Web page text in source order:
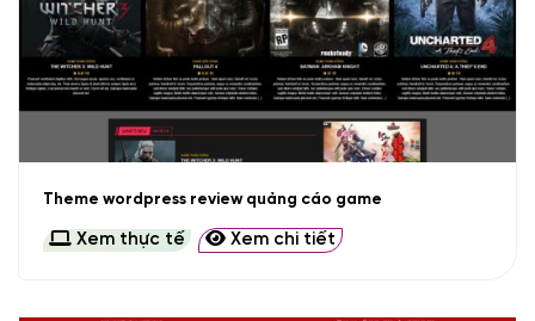
Theme wordpress review quảng cáo game
Xem thực tế Xem chi tiết